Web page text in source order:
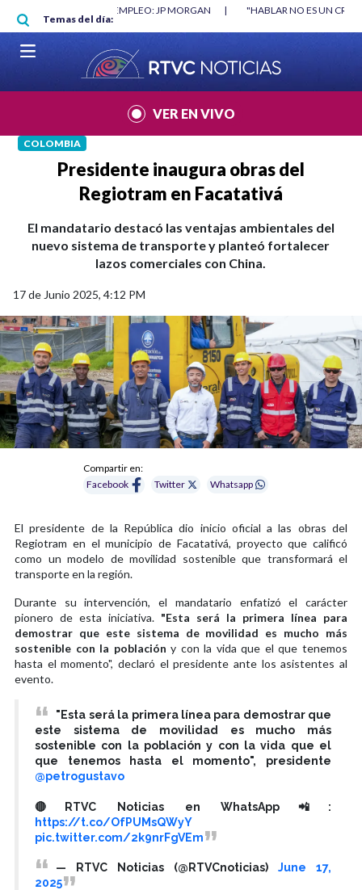
Pasar al contenido principal
Temas del día:
MÍNIMO NO DESTRUYÓ EMPLEO: JP MORGAN |
"HABLAR NO ES UN
MUNDIAL 2026
|
VER EN VIVO
COLOMBIA
Presidente inaugura obras del
Regiotram en Facatativá
El mandatario destacó las ventajas ambientales del
nuevo sistema de transporte y planteó fortalecer
lazos comerciales con China.
17 de Junio 2025, 4:12 PM
Compartir en:
Facebook
Twitter Whatsapp
El presidente de la República dio inicio oficial a las obras del
Regiotram en el municipio de Facatativá, proyecto que calificó
como un modelo de movilidad sostenible que transformará el
transporte en la región.
Durante su intervención, el mandatario enfatizó el carácter
pionero de esta iniciativa. "Esta será la primera línea para
demostrar que este sistema de movilidad es mucho más
sostenible con la población y con la vida que el que tenemos
hasta el momento", declaró el presidente ante los asistentes al
evento.
"Esta será la primera línea para demostrar que
este sistema de movilidad es mucho más
sostenible con la población y con la vida que el
que tenemos hasta el momento", presidente
@petrogustavo
🔴RTVC Noticias en WhatsApp📲:
https://t.co/OfPUMsQWyY
pic.twitter.com/2k9nrFgVEm
— RTVC Noticias (@RTVCnoticias)June 17,
2025